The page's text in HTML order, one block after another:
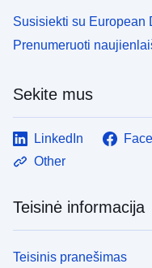
Susisiekti su European
Prenumeruoti
Sekite mus
LinkedIn
Other
Teisinė informacija
Teisinis pranešimas